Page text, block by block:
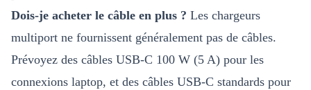
Dois-je acheter le câble en plus ? Les chargeurs
multiport ne fournissent généralement pas de câbles.
Prévoyez des câbles USB-C 100 W (5 A) pour les
connexions laptop, et des câbles USB-C standards pour